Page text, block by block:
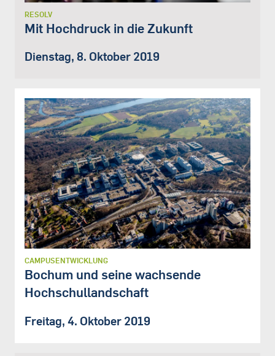
RESOLV
Mit Hochdruck in die Zukunft
Dienstag, 8. Oktober 2019
CAMPUSENTWICKLUNG
Bochum und seine wachsende
Hochschullandschaft
Freitag, 4. Oktober 2019